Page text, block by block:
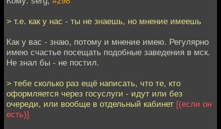
> т.е. как у нас - ты не знаешь, но мнение имеешь
Как у вас - знаю, потому и мнение имею. Регулярно
имею счастье посещать подобные заведения в мск.
Не знал бы - не постил.
> тебе сколько раз ещё написать, что те, кто
оформляется через госуслуги - идут или без
очереди, или вообще в отдельный кабинет [(если он
есть)]